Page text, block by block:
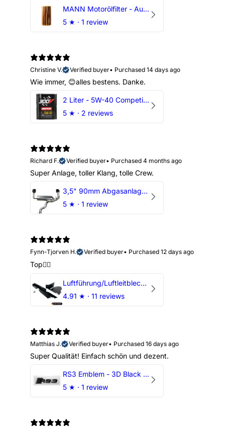
MANN Motorölfilter - Audi RS3 TTRS RSQ3 VZ5 - DAZ DNW
5 ★ · 1 review
Christine V.
Verified buyer• Purchased 14 days ago
Wie immer, 😊alles bestens. Danke.
2 Liter - 5W-40 Competition 300V Motul Motoröl
5 ★ · 2 reviews
Richard F.
Verified buyer• Purchased 4 months ago
Super Anlage, toller Klang, tolle Crew.
3,5" 90mm Abgasanlage AUDI RSQ3 DNWA 2.5 TFSI
5 ★ · 1 review
Fynn-Tjorven H.
Verified buyer• Purchased 12 days ago
Top👍🏼
Luftführung/Luftleitblech 5" 125mm offene Ansaugung HPerformance
4.91 ★ · 11 reviews
Matthias J.
Verified buyer• Purchased 16 days ago
Super Qualität! Einfach schön und dezent.
RS3 Emblem - 3D Black Edition - Schwarz/Schwarz Logo Modellschriftzug
5 ★ · 1 review